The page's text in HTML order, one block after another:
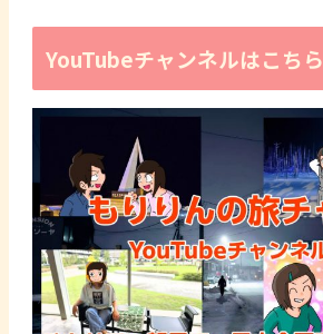
YouTubeチャンネルはこちら